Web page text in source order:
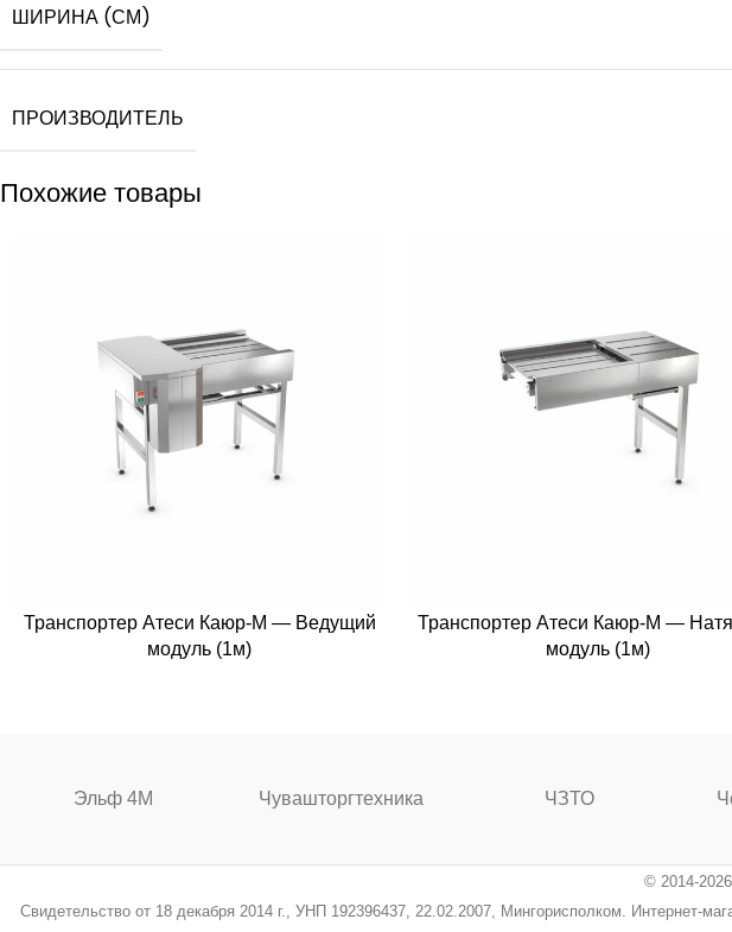
ШИРИНА (СМ)
ПРОИЗВОДИТЕЛЬ
Похожие товары
Транспортер Атеси Каюр-М — Ведущий
модуль (1м)
Транспортер Атеси Каюр-М —
модуль (1м)
Эльф 4М Чувашторгтехника ЧЗТО
© 2014-
Свидетельство от 18 декабря 2014 г., УНП 192396437, 22.02.2007, Мингорисполком. Интернет-